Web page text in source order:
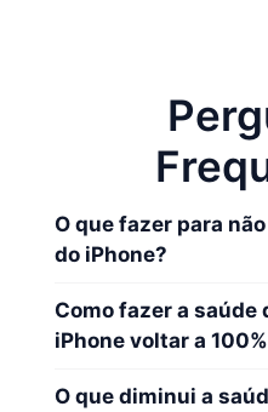
O que fazer para
do iPhone?
Como fazer a saúde
iPhone voltar a
O que diminui a